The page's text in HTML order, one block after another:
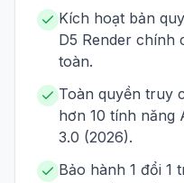
Kích hoạt bản
D5 Render chính
toàn.
Toàn quyền truy
hơn 10 tính năng
3.0 (2026).
Bảo hành 1 đổi 1